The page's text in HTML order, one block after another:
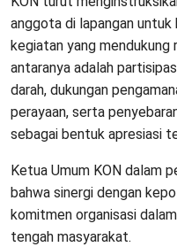
anggota di lapangan
kegiatan yang mendukung
antaranya adalah
darah, dukungan
perayaan, serta
sebagai bentuk apresiasi
Ketua Umum KON dalam
bahwa sinergi dengan
komitmen organisasi
tengah masyarakat.